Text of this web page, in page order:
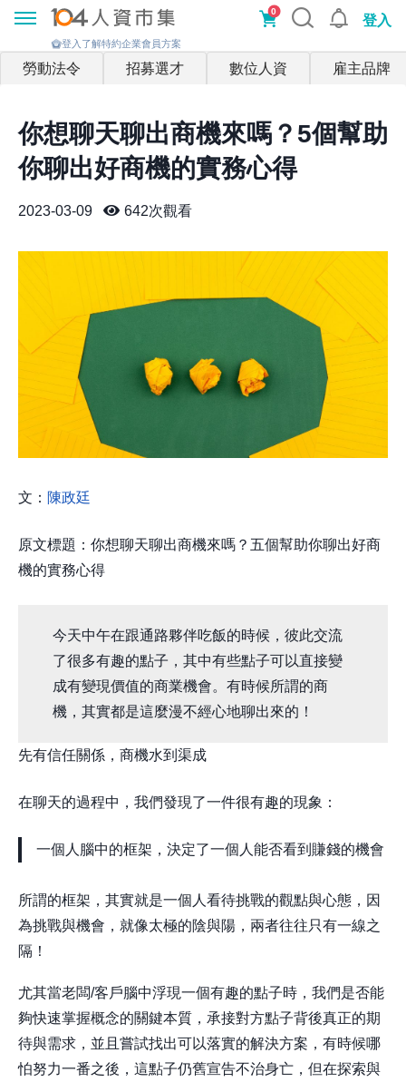
0
登入
登入了解特約企業會員方案
勞動法令 招募選才 數位人資 雇主品牌
你想聊天聊出商機來嗎？5個幫助
你聊出好商機的實務心得
2023-03-09 642次觀看
文： 陳政廷
原文標題：你想聊天聊出商機來嗎？五個幫助你聊出好商
機的實務心得
今天中午在跟通路夥伴吃飯的時候，彼此交流
了很多有趣的點子，其中有些點子可以直接變
成有變現價值的商業機會。有時候所謂的商
機，其實都是這麼漫不經心地聊出來的！
先有信任關係，商機水到渠成
在聊天的過程中，我們發現了一件很有趣的現象：
一個人腦中的框架，決定了一個人能否看到賺錢的機會
所謂的框架，其實就是一個人看待挑戰的觀點與心態，因
為挑戰與機會，就像太極的陰與陽，兩者往往只有一線之
隔！
尤其當老闆/客戶腦中浮現一個有趣的點子時，我們是否能
夠快速掌握概念的關鍵本質，承接對方點子背後真正的期
待與需求，並且嘗試找出可以落實的解決方案，有時候哪
怕努力一番之後，這點子仍舊宣告不治身亡，但在探索與